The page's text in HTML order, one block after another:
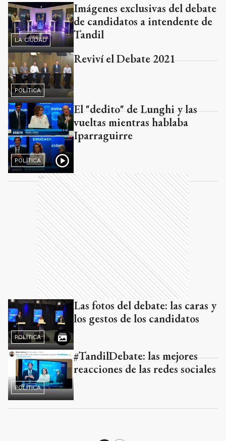
LA CIUDAD
Imágenes exclusivas del debate
de candidatos a intendente de
Tandil
POLÍTICA
Reviví el Debate 2021
POLÍTICA
El "dedito" de Lunghi y las
vueltas mientras hablaba
Iparraguirre
Ads
POLÍTICA
Las fotos del debate: las caras y
los gestos de los candidatos
POLÍTICA
#TandilDebate: las mejores
reacciones de las redes sociales